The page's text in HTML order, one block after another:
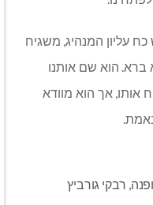
עליון המנהיג, משגיח
ברא. הוא שם אותנו
אותו, אך הוא מוודא
.
, רבקי גורביץ